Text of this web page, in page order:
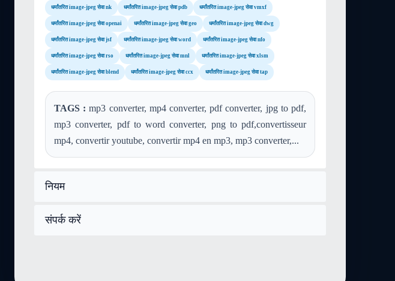
धर्मांतरित image-jpeg सेवा nk धर्मांतरित image-jpeg सेवा pdb धर्मांतरित image-jpeg सेवा vmxf
धर्मांतरित image-jpeg सेवा openai धर्मांतरित image-jpeg सेवा geo धर्मांतरित image-jpeg सेवा dwg
धर्मांतरित image-jpeg सेवा jsf धर्मांतरित image-jpeg सेवा word धर्मांतरित image-jpeg सेवा nfo
धर्मांतरित image-jpeg सेवा rso धर्मांतरित image-jpeg सेवा mnl धर्मांतरित image-jpeg सेवा xlsm
धर्मांतरित image-jpeg सेवा blend धर्मांतरित image-jpeg सेवा ccx धर्मांतरित image-jpeg सेवा tap
TAGS : mp3 converter, mp4 converter, pdf converter, jpg to pdf,
mp3 converter, pdf to word converter, png to pdf,convertisseur
mp4, convertir youtube, convertir mp4 en mp3, mp3 converter,...
नियम
संपर्क करें